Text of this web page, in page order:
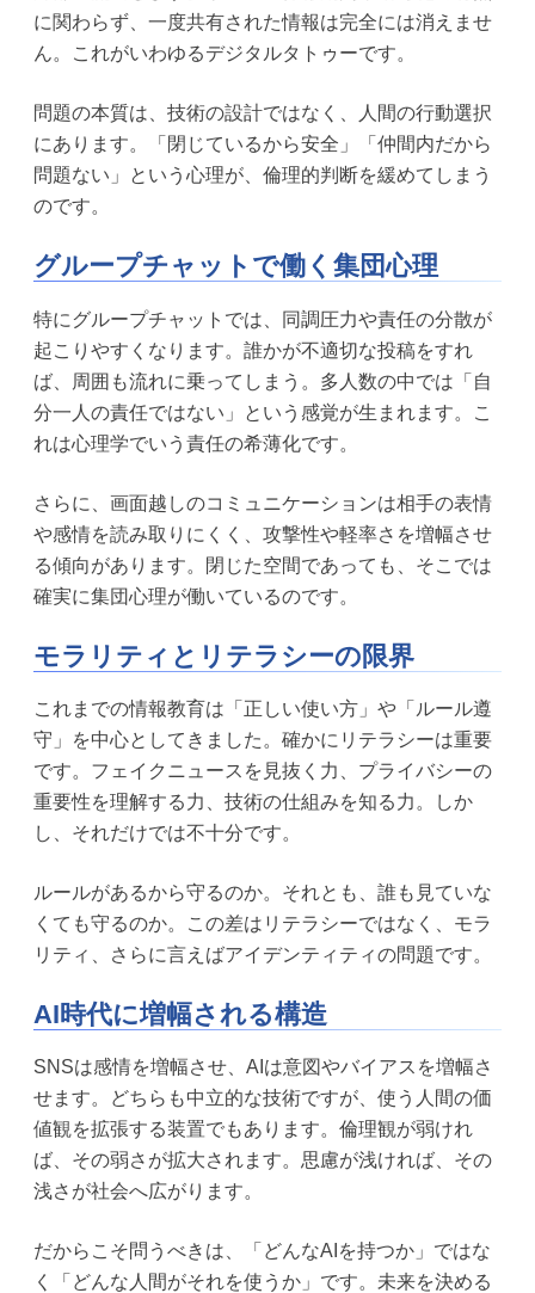
に関わらず、一度共有された情報は完全には消えませ
ん。これがいわゆるデジタルタトゥーです。
問題の本質は、技術の設計ではなく、人間の行動選択
にあります。「閉じているから安全」「仲間内だから
問題ない」という心理が、倫理的判断を緩めてしまう
のです。
グループチャットで働く集団心理
特にグループチャットでは、同調圧力や責任の分散が
起こりやすくなります。誰かが不適切な投稿をすれ
ば、周囲も流れに乗ってしまう。多人数の中では「自
分一人の責任ではない」という感覚が生まれます。こ
れは心理学でいう責任の希薄化です。
さらに、画面越しのコミュニケーションは相手の表情
や感情を読み取りにくく、攻撃性や軽率さを増幅させ
る傾向があります。閉じた空間であっても、そこでは
確実に集団心理が働いているのです。
モラリティとリテラシーの限界
これまでの情報教育は「正しい使い方」や「ルール遵
守」を中心としてきました。確かにリテラシーは重要
です。フェイクニュースを見抜く力、プライバシーの
重要性を理解する力、技術の仕組みを知る力。しか
し、それだけでは不十分です。
ルールがあるから守るのか。それとも、誰も見ていな
くても守るのか。この差はリテラシーではなく、モラ
リティ、さらに言えばアイデンティティの問題です。
AI時代に増幅される構造
SNSは感情を増幅させ、AIは意図やバイアスを増幅さ
せます。どちらも中立的な技術ですが、使う人間の価
値観を拡張する装置でもあります。倫理観が弱けれ
ば、その弱さが拡大されます。思慮が浅ければ、その
浅さが社会へ広がります。
だからこそ問うべきは、「どんなAIを持つか」ではな
く「どんな人間がそれを使うか」です。未来を決める